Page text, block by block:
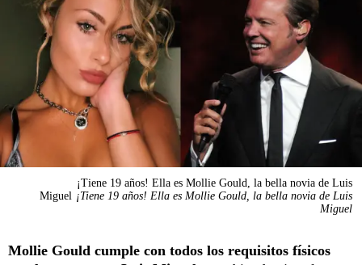
¡Tiene 19 años! Ella es Mollie Gould, la bella novia de Luis
Miguel ¡Tiene 19 años! Ella es Mollie Gould, la bella novia de Luis
Miguel
Mollie Gould cumple con todos los requisitos físicos